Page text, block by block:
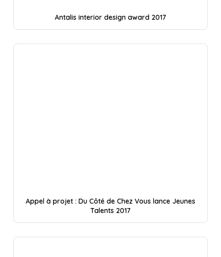
Antalis interior design award 2017
Appel à projet : Du Côté de Chez Vous lance Jeunes
Talents 2017